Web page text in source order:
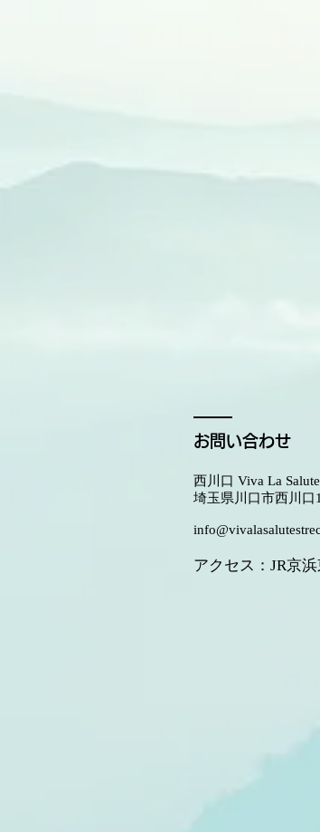
お問い合わせ
西川口 Viva La
埼玉県川口市西川口
アクセス：JR京